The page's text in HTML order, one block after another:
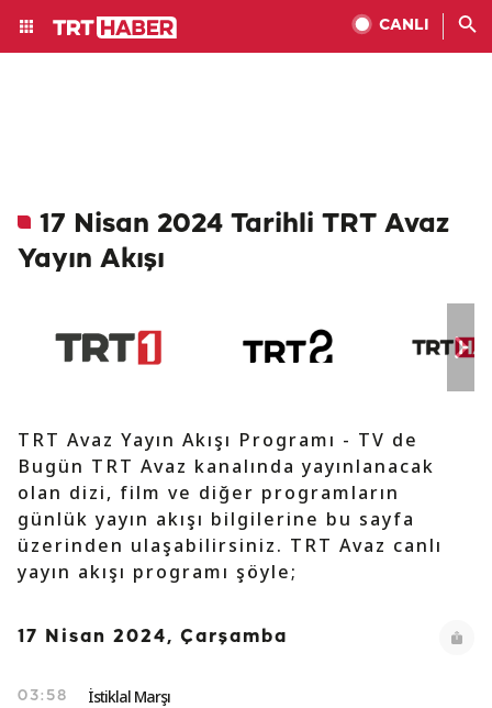
CANLI
17 Nisan 2024 Tarihli TRT Avaz
Yayın Akışı
TRT Avaz Yayın Akışı Programı - TV de
Bugün TRT Avaz kanalında yayınlanacak
olan dizi, film ve diğer programların
günlük yayın akışı bilgilerine bu sayfa
üzerinden ulaşabilirsiniz. TRT Avaz canlı
yayın akışı programı şöyle;
17 Nisan 2024, Çarşamba
03:58 İstiklal Marşı